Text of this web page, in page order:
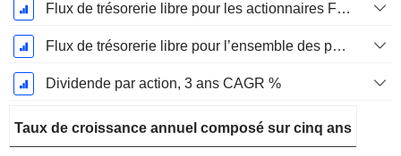
Flux de trésorerie libre pour les actionnaires FCFE, CAGR sur 3 ans
Flux de trésorerie libre pour l’ensemble des pourvoyeurs de fonds (créanciers et actionnaires) FCFF, CAGR sur 3 ans
Dividende par action, 3 ans CAGR %
Taux de croissance annuel composé sur cinq ans